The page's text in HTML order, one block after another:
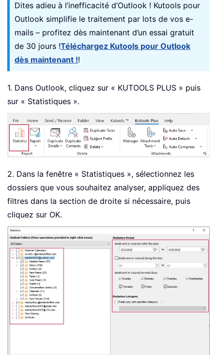
Dites adieu à l’inefficacité d’Outlook ! Kutools pour
Outlook simplifie le traitement par lots de vos e-
mails – profitez dès maintenant d’un essai gratuit
de 30 jours !Téléchargez Kutools pour Outlook
dès maintenant !!
1. Dans Outlook, cliquez sur « KUTOOLS PLUS » puis
sur « Statistiques ».
2. Dans la fenêtre « Statistiques », sélectionnez les
dossiers que vous souhaitez analyser, appliquez des
filtres dans la section de droite si nécessaire, puis
cliquez sur OK.